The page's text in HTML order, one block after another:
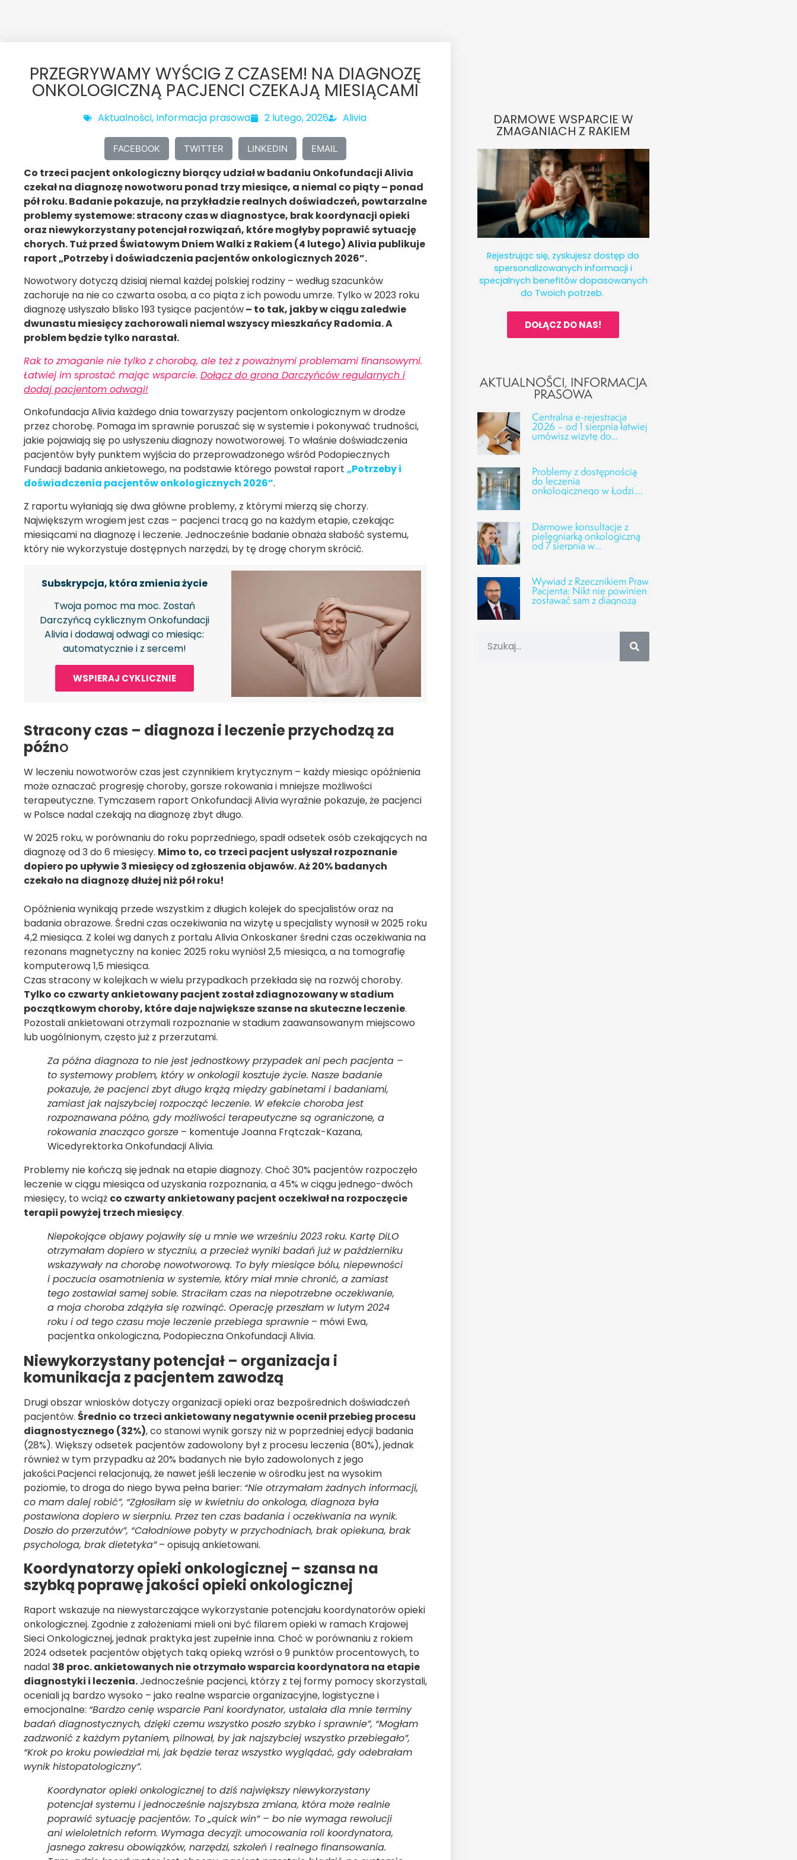
PRZEGRYWAMY WYŚCIG Z CZASEM! NA DIAGNOZĘ
ONKOLOGICZNĄ PACJENCI CZEKAJĄ MIESIĄCAMI
Aktualności, Informacja prasowa 2 lutego, 2026 Alivia
FACEBOOK TWITTER LINKEDIN EMAIL
Co trzeci pacjent onkologiczny biorący udział w badaniu Onkofundacji Alivia
czekał na diagnozę nowotworu ponad trzy miesiące, a niemal co piąty – ponad
pół roku. Badanie pokazuje, na przykładzie realnych doświadczeń, powtarzalne
problemy systemowe: stracony czas w diagnostyce, brak koordynacji opieki
oraz niewykorzystany potencjał rozwiązań, które mogłyby poprawić sytuację
chorych. Tuż przed Światowym Dniem Walki z Rakiem (4 lutego) Alivia publikuje
raport „Potrzeby i doświadczenia pacjentów onkologicznych 2026”.
Nowotwory dotyczą dzisiaj niemal każdej polskiej rodziny – według szacunków
zachoruje na nie co czwarta osoba, a co piąta z ich powodu umrze. Tylko w 2023 roku
diagnozę usłyszało blisko 193 tysiące pacjentów– to tak, jakby w ciągu zaledwie
dwunastu miesięcy zachorowali niemal wszyscy mieszkańcy Radomia. A
problem będzie tylko narastał.
Rak to zmaganie nie tylko z chorobą, ale też z poważnymi problemami finansowymi.
Łatwiej im sprostać mając wsparcie. Dołącz do grona Darczyńców regularnych i
dodaj pacjentom odwagi!
Onkofundacja Alivia każdego dnia towarzyszy pacjentom onkologicznym w drodze
przez chorobę. Pomaga im sprawnie poruszać się w systemie i pokonywać trudności,
jakie pojawiają się po usłyszeniu diagnozy nowotworowej. To właśnie doświadczenia
pacjentów były punktem wyjścia do przeprowadzonego wśród Podopiecznych
Fundacji badania ankietowego, na podstawie którego powstał raport „Potrzeby i
doświadczenia pacjentów onkologicznych 2026”.
Z raportu wyłaniają się dwa główne problemy, z którymi mierzą się chorzy.
Największym wrogiem jest czas – pacjenci tracą go na każdym etapie, czekając
miesiącami na diagnozę i leczenie. Jednocześnie badanie obnaża słabość systemu,
który nie wykorzystuje dostępnych narzędzi, by tę drogę chorym skrócić.
Subskrypcja, która zmienia życie
Twoja pomoc ma moc. Zostań
Darczyńcą cyklicznym Onkofundacji
Alivia i dodawaj odwagi co miesiąc:
automatycznie i z sercem!
WSPIERAJ CYKLICZNIE
Stracony czas – diagnoza i leczenie przychodzą za
późno
W leczeniu nowotworów czas jest czynnikiem krytycznym – każdy miesiąc opóźnienia
może oznaczać progresję choroby, gorsze rokowania i mniejsze możliwości
terapeutyczne. Tymczasem raport Onkofundacji Alivia wyraźnie pokazuje, że pacjenci
w Polsce nadal czekają na diagnozę zbyt długo.
W 2025 roku, w porównaniu do roku poprzedniego, spadł odsetek osób czekających na
diagnozę od 3 do 6 miesięcy. Mimo to, co trzeci pacjent usłyszał rozpoznanie
dopiero po upływie 3 miesięcy od zgłoszenia objawów. Aż 20% badanych
czekało na diagnozę dłużej niż pół roku!
Opóźnienia wynikają przede wszystkim z długich kolejek do specjalistów oraz na
badania obrazowe. Średni czas oczekiwania na wizytę u specjalisty wynosił w 2025 roku
4,2 miesiąca. Z kolei wg danych z portalu Alivia Onkoskaner średni czas oczekiwania na
rezonans magnetyczny na koniec 2025 roku wyniósł 2,5 miesiąca, a na tomografię
komputerową 1,5 miesiąca.
Czas stracony w kolejkach w wielu przypadkach przekłada się na rozwój choroby.
Tylko co czwarty ankietowany pacjent został zdiagnozowany w stadium
początkowym choroby, które daje największe szanse na skuteczne leczenie.
Pozostali ankietowani otrzymali rozpoznanie w stadium zaawansowanym miejscowo
lub uogólnionym, często już z przerzutami.
Za późna diagnoza to nie jest jednostkowy przypadek ani pech pacjenta –
to systemowy problem, który w onkologii kosztuje życie. Nasze badanie
pokazuje, że pacjenci zbyt długo krążą między gabinetami i badaniami,
zamiast jak najszybciej rozpocząć leczenie. W efekcie choroba jest
rozpoznawana późno, gdy możliwości terapeutyczne są ograniczone, a
rokowania znacząco gorsze – komentuje Joanna Frątczak-Kazana,
Wicedyrektorka Onkofundacji Alivia.
Problemy nie kończą się jednak na etapie diagnozy. Choć 30% pacjentów rozpoczęło
leczenie w ciągu miesiąca od uzyskania rozpoznania, a 45% w ciągu jednego-dwóch
miesięcy, to wciąż co czwarty ankietowany pacjent oczekiwał na rozpoczęcie
terapii powyżej trzech miesięcy.
Niepokojące objawy pojawiły się u mnie we wrześniu 2023 roku. Kartę DiLO
otrzymałam dopiero w styczniu, a przecież wyniki badań już w październiku
wskazywały na chorobę nowotworową. To były miesiące bólu, niepewności
i poczucia osamotnienia w systemie, który miał mnie chronić, a zamiast
tego zostawiał samej sobie. Straciłam czas na niepotrzebne oczekiwanie,
a moja choroba zdążyła się rozwinąć. Operację przeszłam w lutym 2024
roku i od tego czasu moje leczenie przebiega sprawnie – mówi Ewa,
pacjentka onkologiczna, Podopieczna Onkofundacji Alivia.
Niewykorzystany potencjał – organizacja i
komunikacja z pacjentem zawodzą
Drugi obszar wniosków dotyczy organizacji opieki oraz bezpośrednich doświadczeń
pacjentów. Średnio co trzeci ankietowany negatywnie ocenił przebieg procesu
diagnostycznego (32%), co stanowi wynik gorszy niż w poprzedniej edycji badania
(28%). Większy odsetek pacjentów zadowolony był z procesu leczenia (80%), jednak
również w tym przypadku aż 20% badanych nie było zadowolonych z jego
jakości.Pacjenci relacjonują, że nawet jeśli leczenie w ośrodku jest na wysokim
poziomie, to droga do niego bywa pełna barier: “Nie otrzymałam żadnych informacji,
co mam dalej robić”, “Zgłosiłam się w kwietniu do onkologa, diagnoza była
postawiona dopiero w sierpniu. Przez ten czas badania i oczekiwania na wynik.
Doszło do przerzutów”, “Całodniowe pobyty w przychodniach, brak opiekuna, brak
psychologa, brak dietetyka”– opisują ankietowani.
Koordynatorzy opieki onkologicznej – szansa na
szybką poprawę jakości opieki onkologicznej
Raport wskazuje na niewystarczające wykorzystanie potencjału koordynatorów opieki
onkologicznej. Zgodnie z założeniami mieli oni być filarem opieki w ramach Krajowej
Sieci Onkologicznej, jednak praktyka jest zupełnie inna. Choć w porównaniu z rokiem
2024 odsetek pacjentów objętych taką opieką wzrósł o 9 punktów procentowych, to
nadal 38 proc. ankietowanych nie otrzymało wsparcia koordynatora na etapie
diagnostyki i leczenia.Jednocześnie pacjenci, którzy z tej formy pomocy skorzystali,
oceniali ją bardzo wysoko – jako realne wsparcie organizacyjne, logistyczne i
emocjonalne: “Bardzo cenię wsparcie Pani koordynator, ustalała dla mnie terminy
badań diagnostycznych, dzięki czemu wszystko poszło szybko i sprawnie”, “Mogłam
zadzwonić z każdym pytaniem, pilnował, by jak najszybciej wszystko przebiegało”,
“Krok po kroku powiedział mi, jak będzie teraz wszystko wyglądać, gdy odebrałam
wynik histopatologiczny”.
Koordynator opieki onkologicznej to dziś największy niewykorzystany
potencjał systemu i jednocześnie najszybsza zmiana, która może realnie
poprawić sytuację pacjentów. To „quick win” – bo nie wymaga rewolucji
ani wieloletnich reform. Wymaga decyzji: umocowania roli koordynatora,
jasnego zakresu obowiązków, narzędzi, szkoleń i realnego finansowania.
DARMOWE WSPARCIE W
ZMAGANIACH Z RAKIEM
Rejestrując się, zyskujesz dostęp do
spersonalizowanych informacji i
specjalnych benefitów dopasowanych
do Twoich potrzeb.
DOŁĄCZ DO NAS!
AKTUALNOŚCI, INFORMACJA
PRASOWA
Centralna e-rejestracja
2026 – od 1 sierpnia łatwiej
umówisz wizytę do
kolejnych specjalistów
Problemy z dostępnością
do leczenia
onkologicznego w Łodzi.
Odpowiedzi CSK UMED
Darmowe konsultacje z
pielęgniarką onkologiczną
od 7 sierpnia w
Onkofundacji Alivia!
Wywiad z Rzecznikiem Praw
Pacjenta: Nikt nie powinien
zostawać sam z diagnozą